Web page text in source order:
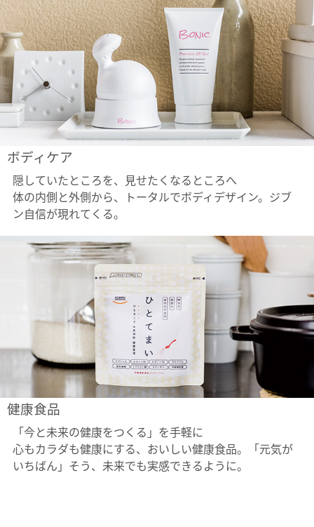
ボディケア
隠していたところを、見せたくなるところへ
体の内側と外側から、トータルでボディデザイン。ジブ
ン自信が現れてくる。
健康食品
「今と未来の健康をつくる」を手軽に
心もカラダも健康にする、おいしい健康食品。「元気が
いちばん」そう、未来でも実感できるように。